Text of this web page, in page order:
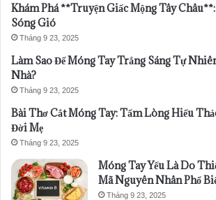
Khám Phá **Truyện Giấc Mộng Tây
Sóng Gió
Tháng 9 23, 2025
Làm Sao Để Móng Tay Trắng Sáng Tự
Nhà?
Tháng 9 23, 2025
Bài Thơ Cắt Móng Tay: Tấm Lòng Hiếu
Đời Mẹ
Tháng 9 23, 2025
Móng Tay Yếu Là Do
Mã Nguyên Nhân Phổ
Tháng 9 23, 2025